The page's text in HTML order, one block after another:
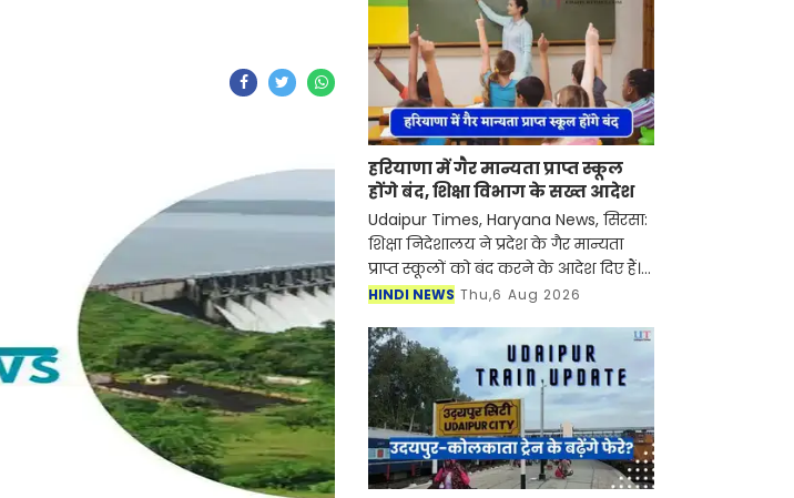
हरियाणा में गैर मान्यता प्राप्त स्कूल
होंगे बंद, शिक्षा विभाग के सख्त आदेश
Udaipur Times, Haryana News, सिरसा:
शिक्षा निदेशालय ने प्रदेश के गैर मान्यता
प्राप्त स्कूलों को बंद करने के आदेश दिए हैं।
जिला शिक्षा अधिकारियों से रिपोर्ट मांगी है,
HINDI NEWS Thu,6 Aug 2026